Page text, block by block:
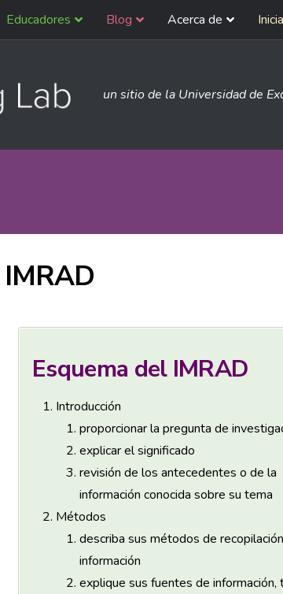
Educadores Blog Acerca de
un sitio de la Universidad de
Esquema del IMRAD
Introducción
proporcionar la pregunta de
explicar el significado
revisión de los antecedentes o de la
información conocida sobre su tema
Métodos
describa sus métodos de
información
explique sus fuentes de información,